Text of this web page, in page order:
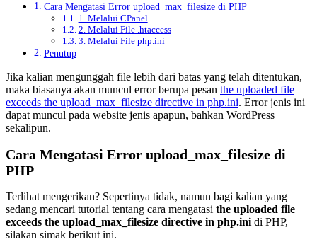
Cara Mengatasi Error upload_max_filesize di PHP
1. Melalui CPanel
2. Melalui File .htaccess
3. Melalui File php.ini
Penutup
Jika kalian mengunggah file lebih dari batas yang telah ditentukan,
maka biasanya akan muncul error berupa pesan the uploaded file
exceeds the upload_max_filesize directive in php.ini. Error jenis ini
dapat muncul pada website jenis apapun, bahkan WordPress
sekalipun.
Cara Mengatasi Error upload_max_filesize di
PHP
Terlihat mengerikan? Sepertinya tidak, namun bagi kalian yang
sedang mencari tutorial tentang cara mengatasi the uploaded file
exceeds the upload_max_filesize directive in php.ini di PHP,
silakan simak berikut ini.